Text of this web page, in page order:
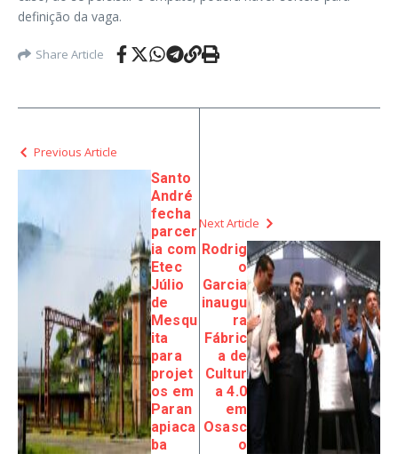
definição da vaga.
Share Article
Previous Article
Santo
André
fecha
parcer
ia com
Etec
Júlio
de
Mesqu
ita
para
projet
os em
Paran
apiaca
ba
Next Article
Rodrig
o
Garcia
inaugu
ra
Fábric
a de
Cultur
a 4.0
em
Osasc
o